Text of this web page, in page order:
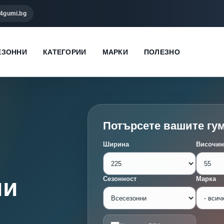
КАТЕГОРИИ МАРКИ ПОЛЕЗНО
Потърсете вашите
Ширина
Сезонност Марка